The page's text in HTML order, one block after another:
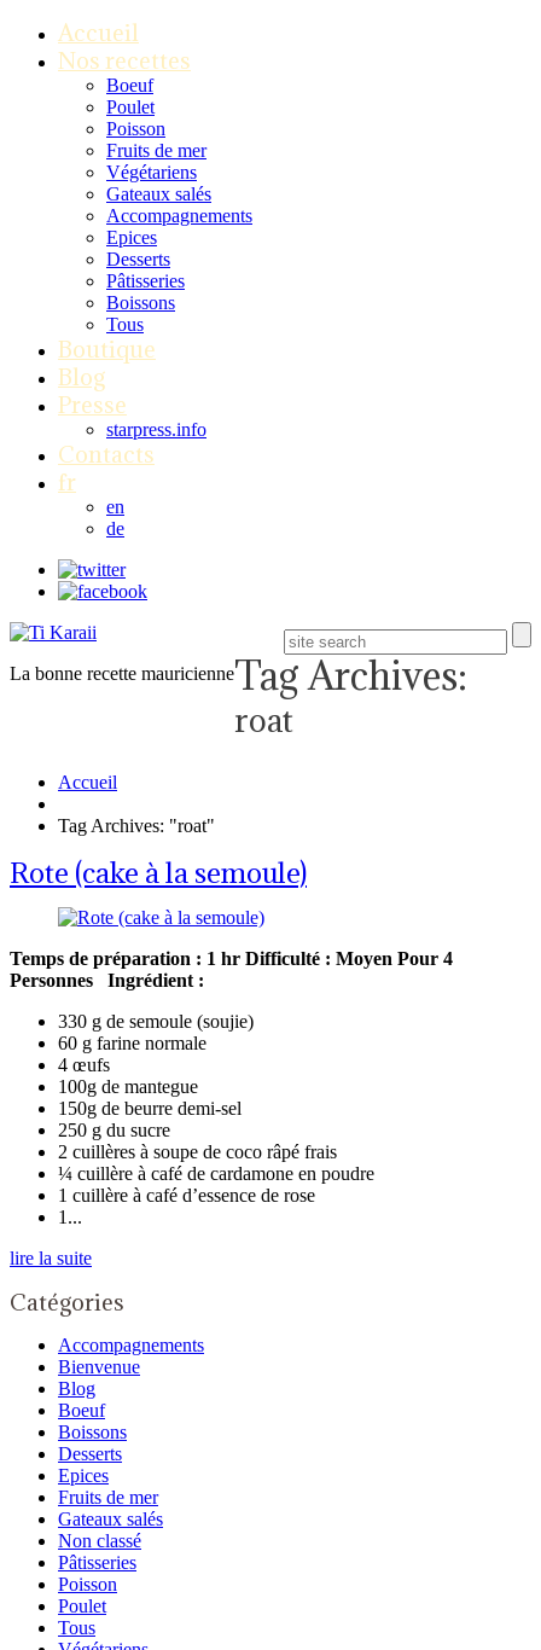
Accueil
Nos recettes
Boeuf
Poulet
Poisson
Fruits de mer
Végétariens
Gateaux salés
Accompagnements
Epices
Desserts
Pâtisseries
Boissons
Tous
Boutique
Blog
Presse
starpress.info
Contacts
fr
en
de
La bonne recette mauricienneTag Archives:
roat
Accueil
Tag Archives: "roat"
Rote (cake à la semoule)
Temps de préparation : 1 hr Difficulté : Moyen Pour 4
Personnes
Ingrédient :
330 g de semoule (soujie)
60 g farine normale
4 œufs
100g de mantegue
150g de beurre demi-sel
250 g du sucre
2 cuillères à soupe de coco râpé frais
¼ cuillère à café de cardamone en poudre
1 cuillère à café d’essence de rose
1...
lire la suite
Catégories
Accompagnements
Bienvenue
Blog
Boeuf
Boissons
Desserts
Epices
Fruits de mer
Gateaux salés
Non classé
Pâtisseries
Poisson
Poulet
Tous